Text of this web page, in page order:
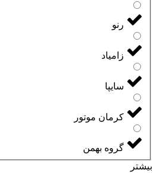
رنو
زامیاد
سایپا
کرمان موتور
گروه بهمن
بیشتر